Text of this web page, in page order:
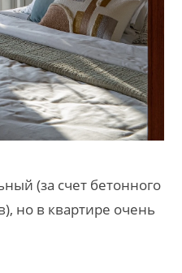
(за счет бетонного
но в квартире очень